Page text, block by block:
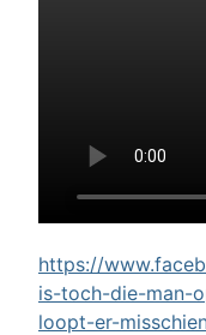
https://
is-toch-die-man-
loopt-er-